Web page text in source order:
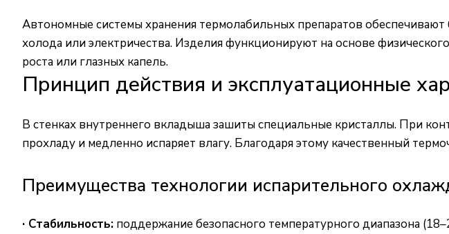
Автономные системы хранения термолабильных препаратов
холода или электричества. Изделия функционируют на основе
роста или глазных капель.
Принцип действия и эксплуатационные
В стенках внутреннего вкладыша зашиты специальные кристаллы. При
прохладу и медленно испаряет влагу. Благодаря этому качественный
Преимущества технологии испарительного
· Стабильность: поддержание безопасного температурного диапазона